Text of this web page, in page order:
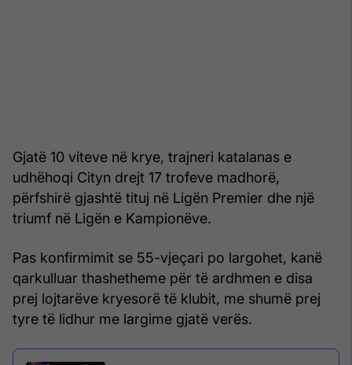
Gjatë 10 viteve në krye, trajneri katalanas e
udhëhoqi Cityn drejt 17 trofeve madhorë,
përfshirë gjashtë tituj në Ligën Premier dhe një
triumf në Ligën e Kampionëve.
Pas konfirmimit se 55-vjeçari po largohet, kanë
qarkulluar thashetheme për të ardhmen e disa
prej lojtarëve kryesorë të klubit, me shumë prej
tyre të lidhur me largime gjatë verës.